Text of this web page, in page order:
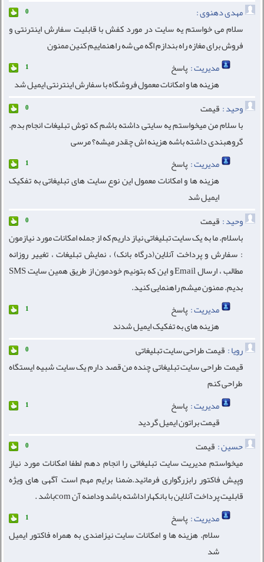
مهدی دهنوی :
0
سلام می خواستم یه سایت در مورد کفش با قابلیت سفارش اینترنتی و
فروش برای مغازه راه بندازم اگه می شه راهنماییم کنین ممنون
مدیریت : پاسخ 1
هزینه ها و امکانات معمول فروشگاه با سفارش اینترنتی ایمیل شد
وحید : قیمت 0
با سلام من میخواستم یه سایتی داشته باشم که توش تبلیغات انجام بدم.
گروهبندی داشته باشه هزینه اش چقدر میشه؟ مرسی
مدیریت : پاسخ 1
هزینه ها و امکانات معمول این نوع سایت های تبلیغاتی به تفکیک
ایمیل شد
وحید : قیمت 0
باسلام. ما به یک سایت تبلیغاتی نیاز داریم که از جمله امکانات مورد نیازمون
: سفارش و پرداخت آنلاین(درگاه بانک) ، نمایش تبلیغات ، تغییر روزانه
مطالب ، ارسال Email و این که بتونیم خودمون از طریق همین سایت SMS
بدیم. ممنون میشم راهنمایی کنید.
مدیریت : پاسخ 1
هزینه های به تفکیک ایمیل شدند
رویا : قیمت طراحی سایت تبلیغاتی 0
قیمت طراحی سایت تبلیغاتی چنده من قصد دارم یک سایت شبیه ایستگاه
طراحی کنم
مدیریت : پاسخ 1
قیمت براتون ایمیل گردید
حسین : قیمت 0
میخواستم مدیریت سایت تبلیغاتی را انجام دهم لطفا امکانات مورد نیاز
وپیش فاکتور رابزرگواری فرمائید.ضمنا برایم مهم است آگهی های ویژه
قابلیت پرداخت آنلاین با بانکهاراداشته باشد ودامنه آن comباشد .
مدیریت : پاسخ 1
سلام. هزینه ها و امکانات سایت نیزامندی به همراه فاکتور ایمیل
شد